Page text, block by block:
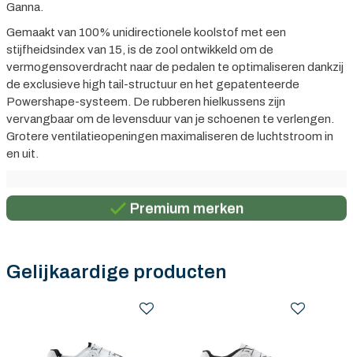
Ganna.
Gemaakt van 100% unidirectionele koolstof met een
stijfheidsindex van 15, is de zool ontwikkeld om de
vermogensoverdracht naar de pedalen te optimaliseren dankzij
de exclusieve high tail-structuur en het gepatenteerde
Powershape-systeem. De rubberen hielkussens zijn
vervangbaar om de levensduur van je schoenen te verlengen.
Grotere ventilatieopeningen maximaliseren de luchtstroom in
en uit.
Premium merken
Gelijkaardige producten